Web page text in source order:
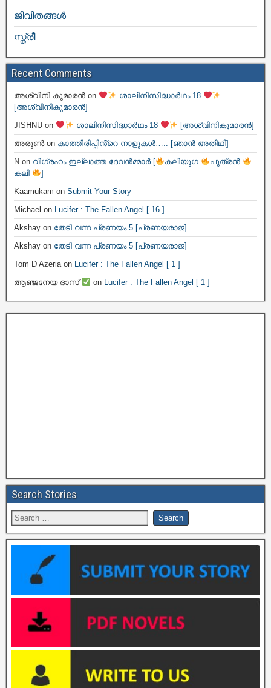
ജീവിതങ്ങള്‍
സ്ത്രീ
Recent Comments
അശ്വിനി കുമാരൻ on
ശാലിനിസിദ്ധാർഥം 18
[അശ്വിനികുമാരൻ]
JISHNU on ശാലിനിസിദ്ധാർഥം 18
[അശ്വിനികുമാരൻ]
അരുൺon കാത്തിരിപ്പിൻ്റെ നാളുകൾ….. [ഞാൻ അതിഥി]
N on വിഗ്രഹം ഇല്ലാത്ത ദേവൻമ്മാർ [ കലിയുഗ
പുത്രൻ
കലി
]
Kaamukam on Submit Your Story
Michael on Lucifer : The Fallen Angel [ 16 ]
Akshay on തേടി വന്ന പ്രണയം 5 [പ്രണയരാജ]
Akshay on തേടി വന്ന പ്രണയം 5 [പ്രണയരാജ]
Tom D Azeria on Lucifer : The Fallen Angel [ 1 ]
ആഞ്ജനേയ ദാസ്
on Lucifer : The Fallen Angel [ 1 ]
Search Stories